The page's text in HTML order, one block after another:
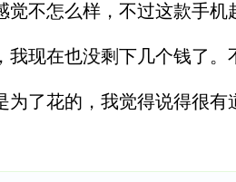
觉不怎么样，不过这款手机
我现在也没剩下几个钱了。
为了花的，我觉得说得很有